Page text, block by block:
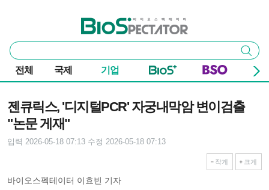
바이오스펙테이터
통
합
검
색
검색
전체 국제 기업
젠큐릭스, '디지털PCR' 자궁내막암 변이검출
"논문 게재"
입력 2026-05-18 07:13 수정 2026-05-18 07:13
작게 크게
바이오스펙테이터 이효빈 기자